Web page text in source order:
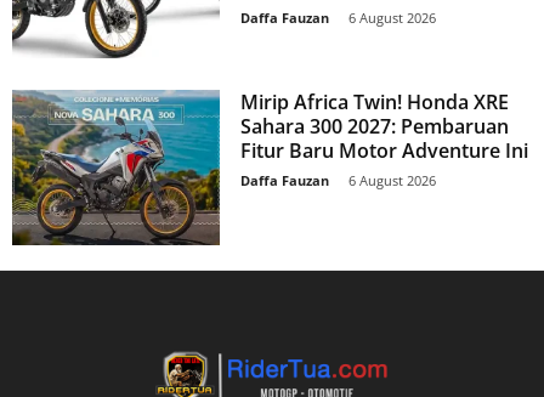
Daffa Fauzan 6 August 2026
Mirip Africa Twin! Honda XRE
Sahara 300 2027: Pembaruan
Fitur Baru Motor Adventure Ini
Daffa Fauzan 6 August 2026